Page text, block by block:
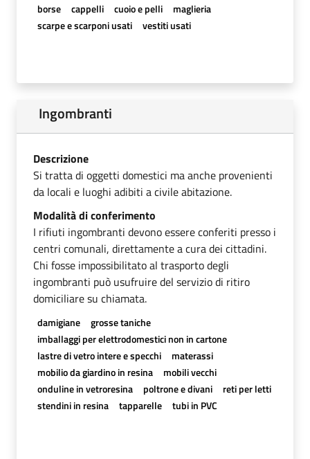
borse
cappelli cuoio e pelli
maglieria
scarpe e scarponi usati
vestiti usati
Ingombranti
Descrizione
Si tratta di oggetti domestici ma anche provenienti
da locali e luoghi adibiti a civile abitazione.
Modalità di conferimento
I rifiuti ingombranti devono essere conferiti presso i
centri comunali, direttamente a cura dei cittadini.
Chi fosse impossibilitato al trasporto degli
ingombranti può usufruire del servizio di ritiro
domiciliare su chiamata.
damigiane
grosse taniche
imballaggi per elettrodomestici non in cartone
lastre di vetro intere e specchi
materassi
mobilio da giardino in resina
mobili vecchi
onduline in vetroresina
poltrone e divani
reti per letti
stendini in resina
tapparelle tubi in PVC